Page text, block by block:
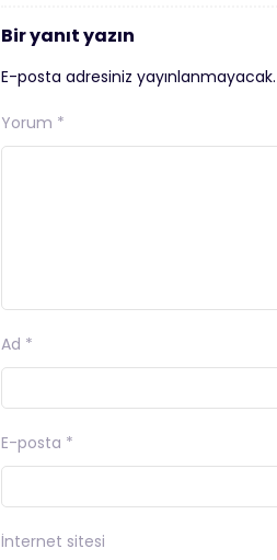
Bir yanıt yazın
E-posta adresiniz yayınlanmayacak.
Yorum *
Ad *
E-posta *
İnternet sitesi